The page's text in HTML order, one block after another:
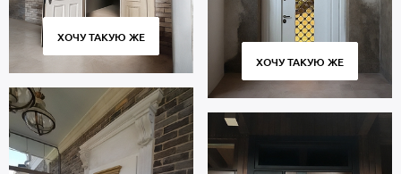
ХОЧУ ТАКУЮ ЖЕ
ХОЧУ ТАКУЮ ЖЕ